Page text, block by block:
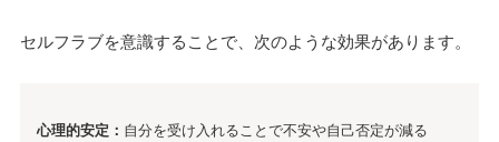
セルフラブを意識することで、次のような効果があります。
心理的安定： 自分を受け入れることで不安や自己否定が減る